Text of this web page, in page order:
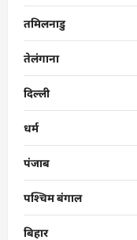
तमिलनाडु
तेलंगाना
दिल्ली
धर्म
पंजाब
पश्चिम बंगाल
बिहार